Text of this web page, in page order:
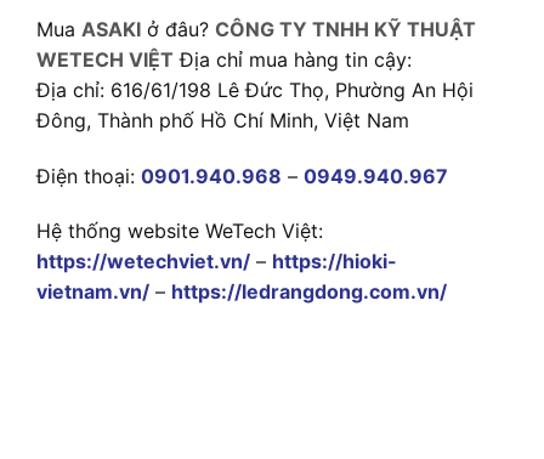
Mua ASAKI ở đâu? CÔNG TY TNHH KỸ THUẬT
WETECH VIỆT Địa chỉ mua hàng tin cậy:
Địa chỉ: 616/61/198 Lê Đức Thọ, Phường An Hội
Đông, Thành phố Hồ Chí Minh, Việt Nam
Điện thoại: 0901.940.968 – 0949.940.967
Hệ thống website WeTech Việt:
https://wetechviet.vn/ – https://hioki-
vietnam.vn/ – https://ledrangdong.com.vn/